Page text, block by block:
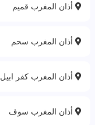
أذان المغرب قميم
أذان المغرب سحم
أذان المغرب كفر ابيل
أذان المغرب سوف